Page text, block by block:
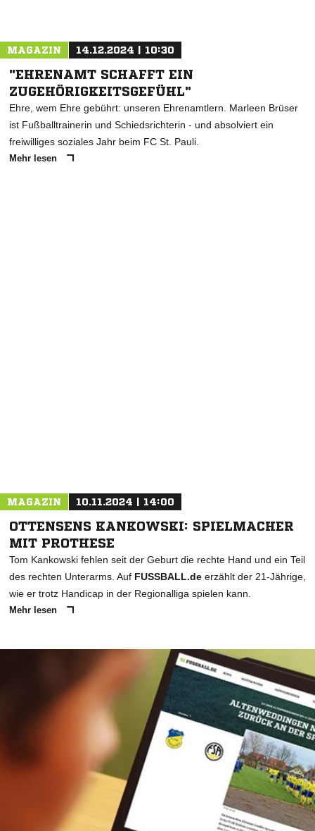
MAGAZIN 14.12.2024 | 10:30
"EHRENAMT SCHAFFT EIN
ZUGEHÖRIGKEITSGEFÜHL"
Ehre, wem Ehre gebührt: unseren Ehrenamtlern. Marleen Brüser
ist Fußballtrainerin und Schiedsrichterin - und absolviert ein
freiwilliges soziales Jahr beim FC St. Pauli.
Mehr lesen
MAGAZIN 10.11.2024 | 14:00
OTTENSENS KANKOWSKI: SPIELMACHER
MIT PROTHESE
Tom Kankowski fehlen seit der Geburt die rechte Hand und ein Teil
des rechten Unterarms. Auf FUSSBALL.de erzählt der 21-Jährige,
wie er trotz Handicap in der Regionalliga spielen kann.
Mehr lesen